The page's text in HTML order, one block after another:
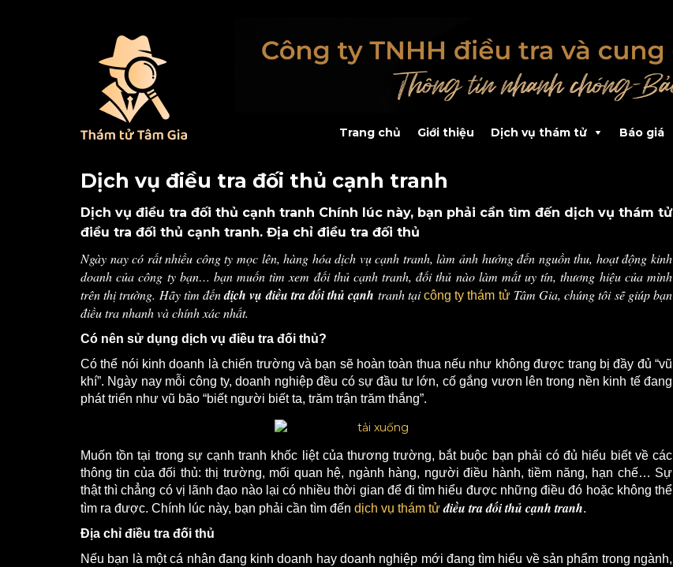
Trang chủ Giới thiệu Dịch vụ thám tử Báo giá
Dịch vụ điều tra đối thủ cạnh tranh
Dịch vụ điều tra đối thủ cạnh tranh Chính lúc này, bạn phải cần tìm đến dịch vụ thám tử
điều tra đối thủ cạnh tranh. Địa chỉ điều tra đối thủ
Ngày nay có rất nhiều công ty mọc lên, hàng hóa dịch vụ cạnh tranh, làm ảnh hưởng đến nguồn thu, hoạt động kinh
doanh của công ty bạn… bạn muốn tìm xem đối thủ cạnh tranh, đối thủ nào làm mất uy tín, thương hiệu của mình
trên thị trường. Hãy tìm đếndịch vụ điều tra đối thủ cạnh tranh tạicông ty thám tửTâm Gia, chúng tôi sẽ giúp bạn
điều tra nhanh và chính xác nhất.
Có nên sử dụng dịch vụ điều tra đối thủ?
Có thể nói kinh doanh là chiến trường và bạn sẽ hoàn toàn thua nếu như không được trang bị đầy đủ “vũ
khí”. Ngày nay mỗi công ty, doanh nghiệp đều có sự đầu tư lớn, cố gắng vươn lên trong nền kinh tế đang
phát triển như vũ bão “biết người biết ta, trăm trận trăm thắng”.
Muốn tồn tại trong sự cạnh tranh khốc liệt của thương trường, bắt buộc bạn phải có đủ hiểu biết về các
thông tin của đối thủ: thị trường, mối quan hệ, ngành hàng, người điều hành, tiềm năng, hạn chế… Sự
thật thì chẳng có vị lãnh đạo nào lại có nhiều thời gian để đi tìm hiểu được những điều đó hoặc không thể
tìm ra được. Chính lúc này, bạn phải cần tìm đến dịch vụ thám tử điều tra đối thủ cạnh tranh.
Địa chỉ điều tra đối thủ
Nếu bạn là một cá nhân đang kinh doanh hay doanh nghiệp mới đang tìm hiểu về sản phẩm trong ngành,